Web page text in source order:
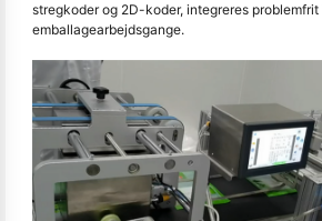
stregkoder og 2D-koder, integreres problemfrit
emballagearbejdsgange.